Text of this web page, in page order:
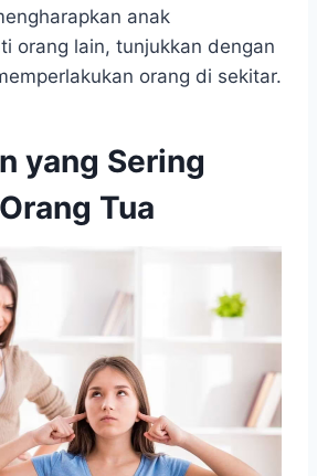
anak
orang lain, tunjukkan dengan
orang di sekitar.
yang Sering
Tua